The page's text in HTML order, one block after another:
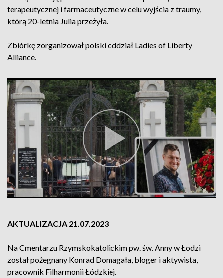
terapeutycznej i farmaceutyczne w celu wyjścia z traumy,
którą 20-letnia Julia przeżyła.
Zbiórkę zorganizował polski oddział Ladies of Liberty
Alliance.
AKTUALIZACJA 21.07.2023
Na Cmentarzu Rzymskokatolickim pw. św. Anny w Łodzi
został pożegnany Konrad Domagała, bloger i aktywista,
pracownik Filharmonii Łódzkiej.